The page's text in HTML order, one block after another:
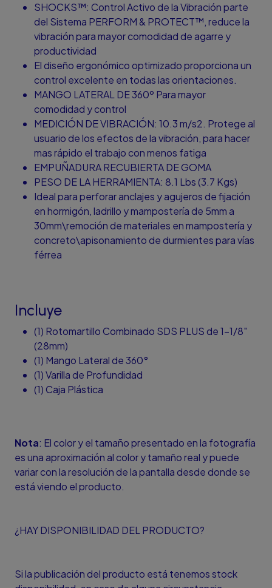
SHOCKS™: Control Activo de la Vibración parte
del Sistema PERFORM & PROTECT™, reduce la
vibración para mayor comodidad de agarre y
productividad
El diseño ergonómico optimizado proporciona un
control excelente en todas las orientaciones.
MANGO LATERAL DE 360º Para mayor
comodidad y control
MEDICIÓN DE VIBRACIÓN: 10.3 m/s2. Protege al
usuario de los efectos de la vibración, para hacer
mas rápido el trabajo con menos fatiga
EMPUÑADURA RECUBIERTA DE GOMA
PESO DE LA HERRAMIENTA: 8.1 Lbs (3.7 Kgs)
Ideal para perforar anclajes y agujeros de fijación
en hormigón, ladrillo y mampostería de 5mm a
30mm\remoción de materiales en mampostería y
concreto\apisonamiento de durmientes para vías
férrea
Incluye
(1) Rotomartillo Combinado SDS PLUS de 1-1/8"
(28mm)
(1) Mango Lateral de 360°
(1) Varilla de Profundidad
(1) Caja Plástica
Nota: El color y el tamaño presentado en la fotografía
es una aproximación al color y tamaño real y puede
variar con la resolución de la pantalla desde donde se
está viendo el producto.
¿HAY DISPONIBILIDAD DEL PRODUCTO?
Si la publicación del producto está tenemos stock